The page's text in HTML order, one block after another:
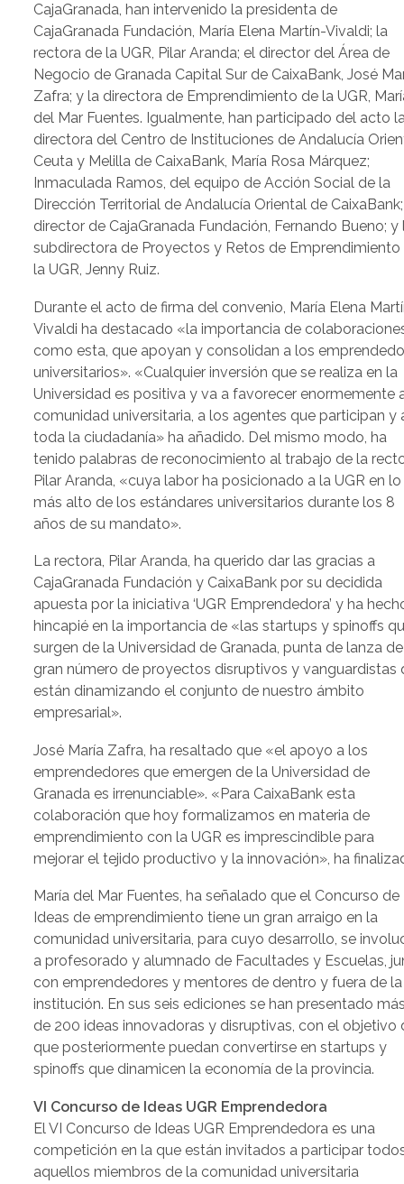
CajaGranada, han intervenido la presidenta de
CajaGranada Fundación, María Elena Martín-Vivaldi; la
rectora de la UGR, Pilar Aranda; el director del Área de
Negocio de Granada Capital Sur de CaixaBank, José
Zafra; y la directora de Emprendimiento de la UGR,
del Mar Fuentes. Igualmente, han participado del acto
directora del Centro de Instituciones de Andalucía
Ceuta y Melilla de CaixaBank, María Rosa Márquez;
Inmaculada Ramos, del equipo de Acción Social de la
Dirección Territorial de Andalucía Oriental de
director de CajaGranada Fundación, Fernando Bueno; y
subdirectora de Proyectos y Retos de Emprendimiento
la UGR, Jenny Ruiz.
Durante el acto de firma del convenio, María Elena
Vivaldi ha destacado «la importancia de
como esta, que apoyan y consolidan a los
universitarios». «Cualquier inversión que se realiza en la
Universidad es positiva y va a favorecer enormemente
comunidad universitaria, a los agentes que participan y
toda la ciudadanía» ha añadido. Del mismo modo, ha
tenido palabras de reconocimiento al trabajo de la
Pilar Aranda, «cuya labor ha posicionado a la UGR en lo
más alto de los estándares universitarios durante los 8
años de su mandato».
La rectora, Pilar Aranda, ha querido dar las gracias a
CajaGranada Fundación y CaixaBank por su decidida
apuesta por la iniciativa ‘UGR Emprendedora’ y ha
hincapié en la importancia de «las startups y spinoffs
surgen de la Universidad de Granada, punta de lanza
gran número de proyectos disruptivos y vanguardistas
están dinamizando el conjunto de nuestro ámbito
empresarial».
José María Zafra, ha resaltado que «el apoyo a los
emprendedores que emergen de la Universidad de
Granada es irrenunciable». «Para CaixaBank esta
colaboración que hoy formalizamos en materia de
emprendimiento con la UGR es imprescindible para
mejorar el tejido productivo y la innovación», ha
María del Mar Fuentes, ha señalado que el Concurso de
Ideas de emprendimiento tiene un gran arraigo en la
comunidad universitaria, para cuyo desarrollo, se
a profesorado y alumnado de Facultades y Escuelas,
con emprendedores y mentores de dentro y fuera de la
institución. En sus seis ediciones se han presentado
de 200 ideas innovadoras y disruptivas, con el objetivo
que posteriormente puedan convertirse en startups y
spinoffs que dinamicen la economía de la provincia.
VI Concurso de Ideas UGR Emprendedora
El VI Concurso de Ideas UGR Emprendedora es una
competición en la que están invitados a participar
aquellos miembros de la comunidad universitaria